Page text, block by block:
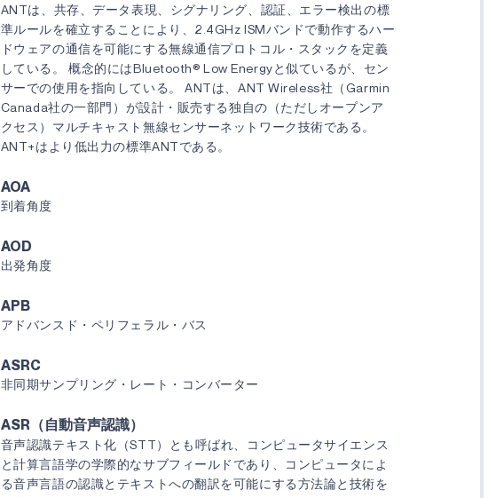
ANTは、共存、データ表現、シグナリング、認証、エラー検出の標
準ルールを確立することにより、2.4GHz ISMバンドで動作するハー
ドウェアの通信を可能にする無線通信プロトコル・スタックを定義
している。 概念的にはBluetooth® Low Energyと似ているが、セン
サーでの使用を指向している。 ANTは、ANT Wireless社（Garmin
Canada社の一部門）が設計・販売する独自の（ただしオープンア
クセス）マルチキャスト無線センサーネットワーク技術である。
ANT+はより低出力の標準ANTである。
AOA
到着角度
AOD
出発角度
APB
アドバンスド・ペリフェラル・バス
ASRC
非同期サンプリング・レート・コンバーター
ASR（自動音声認識）
音声認識テキスト化（STT）とも呼ばれ、コンピュータサイエンス
と計算言語学の学際的なサブフィールドであり、コンピュータによ
る音声言語の認識とテキストへの翻訳を可能にする方法論と技術を